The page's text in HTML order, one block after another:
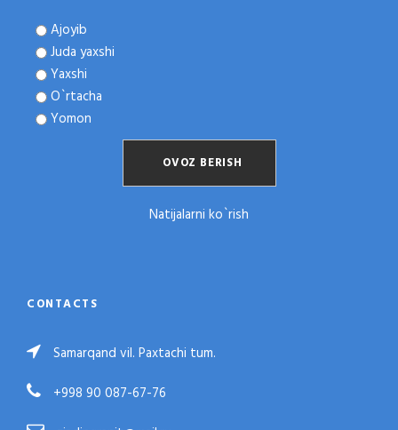
Ajoyib
Juda yaxshi
Yaxshi
O`rtacha
Yomon
Natijalarni ko`rish
CONTACTS
Samarqand vil. Paxtachi tum.
+998 90 087-67-76